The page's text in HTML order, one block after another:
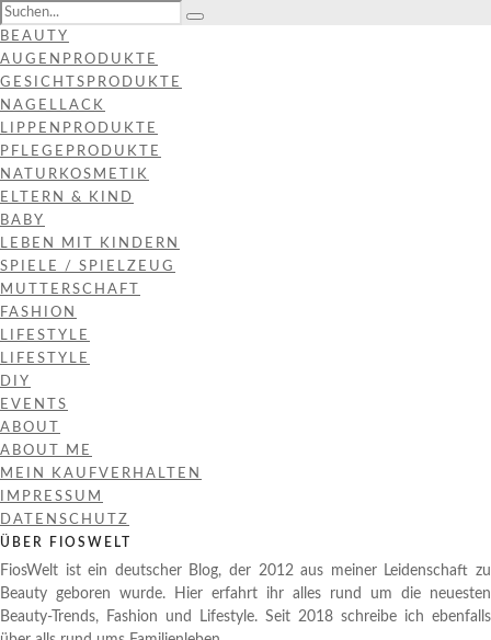
BEAUTY
AUGENPRODUKTE
GESICHTSPRODUKTE
NAGELLACK
LIPPENPRODUKTE
PFLEGEPRODUKTE
NATURKOSMETIK
ELTERN & KIND
BABY
LEBEN MIT KINDERN
SPIELE / SPIELZEUG
MUTTERSCHAFT
FASHION
LIFESTYLE
LIFESTYLE
DIY
EVENTS
ABOUT
ABOUT ME
MEIN KAUFVERHALTEN
IMPRESSUM
DATENSCHUTZ
ÜBER FIOSWELT
FiosWelt ist ein deutscher Blog, der 2012 aus meiner Leidenschaft zu
Beauty geboren wurde. Hier erfahrt ihr alles rund um die neuesten
Beauty-Trends, Fashion und Lifestyle. Seit 2018 schreibe ich ebenfalls